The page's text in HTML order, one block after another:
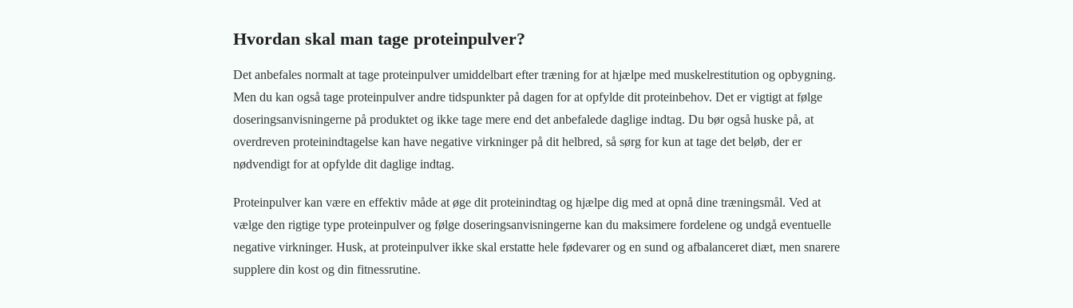
Hvordan skal man tage proteinpulver?
Det anbefales normalt at tage proteinpulver umiddelbart efter træning for at hjælpe med muskelrestitution og opbygning.
Men du kan også tage proteinpulver andre tidspunkter på dagen for at opfylde dit proteinbehov. Det er vigtigt at følge
doseringsanvisningerne på produktet og ikke tage mere end det anbefalede daglige indtag. Du bør også huske på, at
overdreven proteinindtagelse kan have negative virkninger på dit helbred, så sørg for kun at tage det beløb, der er
nødvendigt for at opfylde dit daglige indtag.
Proteinpulver kan være en effektiv måde at øge dit proteinindtag og hjælpe dig med at opnå dine træningsmål. Ved at
vælge den rigtige type proteinpulver og følge doseringsanvisningerne kan du maksimere fordelene og undgå eventuelle
negative virkninger. Husk, at proteinpulver ikke skal erstatte hele fødevarer og en sund og afbalanceret diæt, men snarere
supplere din kost og din fitnessrutine.